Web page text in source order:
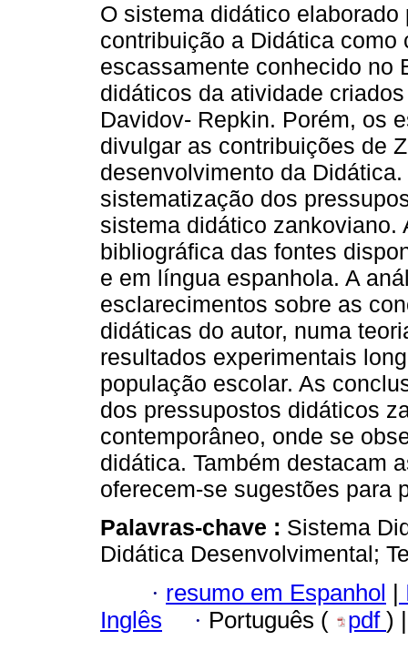
O sistema didático
contribuição a Didática
escassamente conhecido no
didáticos da atividade
Davidov- Repkin. Porém, os
divulgar as contribuições de
desenvolvimento da
sistematização dos
sistema didático zankoviano.
bibliográfica das fontes
e em língua espanhola. A
esclarecimentos sobre as
didáticas do autor, numa
resultados experimentais
população escolar. As
dos pressupostos didáticos
contemporâneo, onde se
didática. Também destacam
oferecem-se sugestões para
Palavras-chave : Sistema
Didática Desenvolvimental;
· resumo em Espanhol |
Inglês
· Português ( pdf )